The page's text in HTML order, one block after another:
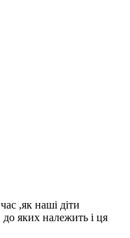
,як наші діти
до яких належить і ця